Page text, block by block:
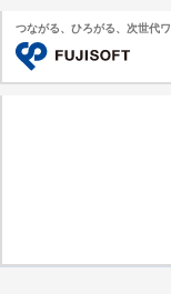
つながる、ひろがる、次世代